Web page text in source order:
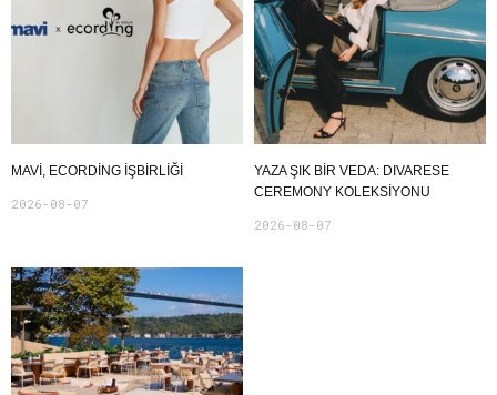
MAVI, ECORDING IŞBIRLIĞI
2026-08-07
YAZA ŞIK BIR VEDA: DIVARESE
CEREMONY KOLEKSIYONU
2026-08-07